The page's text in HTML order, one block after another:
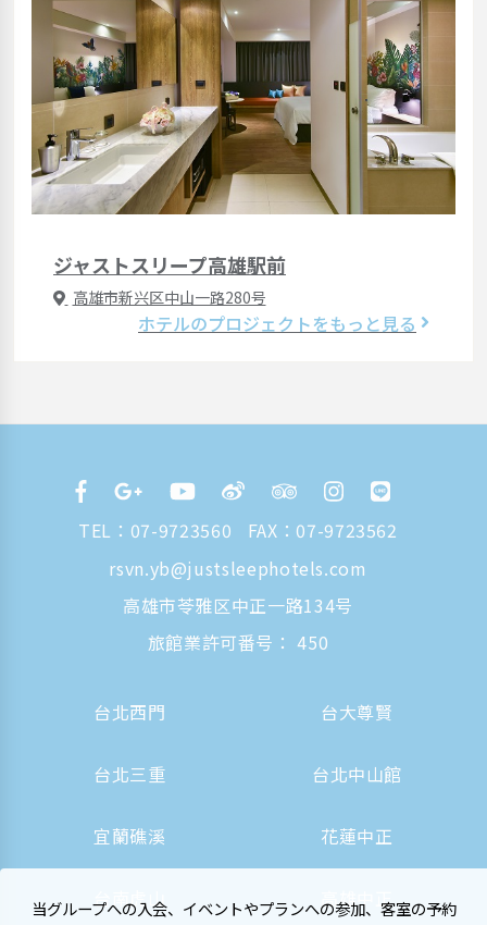
ジャストスリープ高雄駅前
高雄市新兴区中山一路280号
ホテルのプロジェクトをもっと見る
TEL： 07-9723560
FAX：07-9723562
rsvn.yb@justsleephotels.com
高雄市苓雅区中正一路134号
旅館業許可番号： 450
台北西門 台大尊賢
台北三重 台北中山館
宜蘭礁溪 花蓮中正
台南虎山 高雄中正
当グループへの入会、イベントやプランへの参加、客室の予約